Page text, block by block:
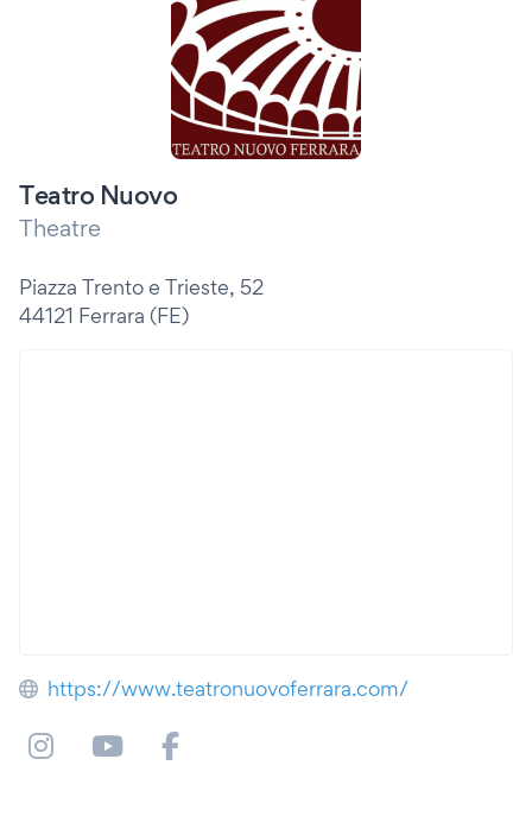
Teatro Nuovo
Theatre
Piazza Trento e Trieste, 52
44121 Ferrara (FE)
https://www.teatronuovoferrara.com/